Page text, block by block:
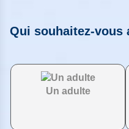
Qui souhaitez-vous
Un adulte